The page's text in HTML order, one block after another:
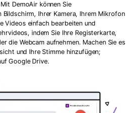
DemoAir können Sie
Ihrer Kamera, Ihrem Mikrofon
Videos einfach bearbeiten und
indem Sie Ihre Registerkarte,
die Webcam aufnehmen. Machen Sie es
und Ihre Stimme hinzufügen;
Google Drive.